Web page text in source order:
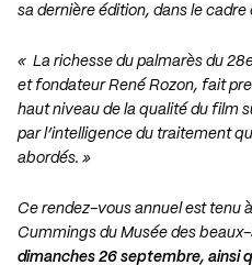
sa dernière édition, dans le cadre
« La richesse du palmarès du
et fondateur René Rozon, fait
haut niveau de la qualité du film
par l’intelligence du traitement
abordés. »
Ce rendez-vous annuel est tenu
Cummings du Musée des
dimanches 26 septembre, ainsi